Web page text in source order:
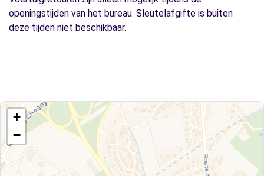
openingstijden van het bureau. Sleutelafgifte is buiten
deze tijden niet beschikbaar.
+
−